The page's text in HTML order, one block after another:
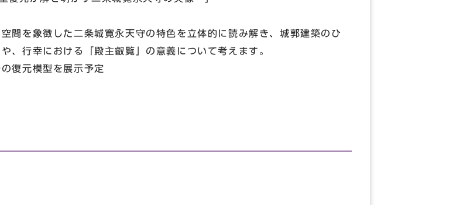
間を象徴した二条城寛永天守の特色を立体的に読み解き、城郭建築のひ
、行幸における「殿主叡覧」の意義について考えます。
復元模型を展示予定